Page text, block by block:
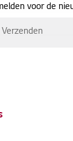
voor de